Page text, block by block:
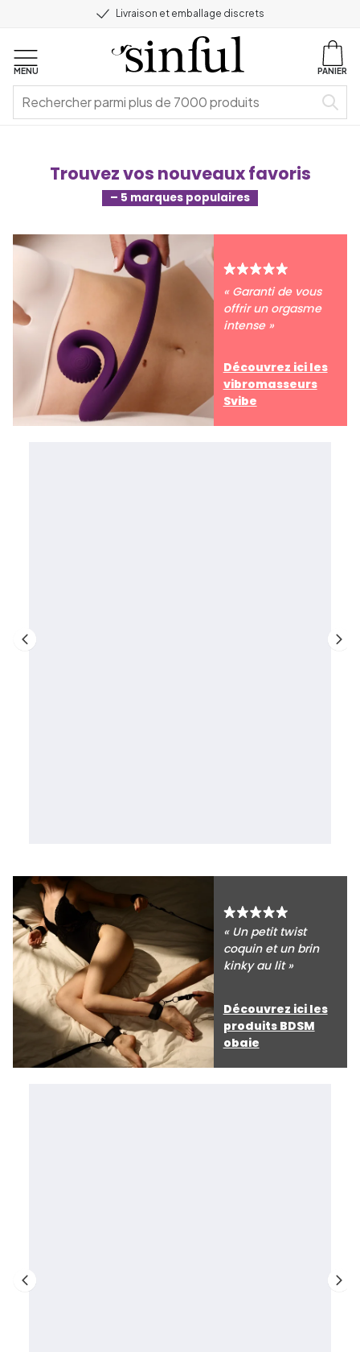
Livraison et emballage discrets
MENU PANIER
Trouvez vos nouveaux favoris
– 5 marques populaires
« Garanti de vous
offrir un orgasme
intense »
Découvrez ici les
vibromasseurs
Svibe
« Un petit twist
coquin et un brin
kinky au lit »
Découvrez ici les
produits BDSM
obaie